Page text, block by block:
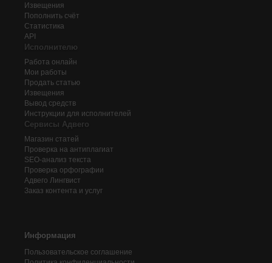
Извещения
Пополнить счёт
Статистика
API
Исполнителю
Работа онлайн
Мои работы
Продать статью
Извещения
Вывод средств
Инструкции для исполнителей
Сервисы Адвего
Магазин статей
Проверка на антиплагиат
SEO-анализ текста
Проверка орфографии
Адвего Лингвист
Заказ контента и услуг
Информация
Пользовательское соглашение